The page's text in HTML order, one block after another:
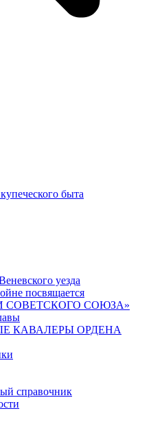
быта
уезда
посвящается
СОВЕТСКОГО СОЮЗА»
КАВАЛЕРЫ ОРДЕНА
справочник